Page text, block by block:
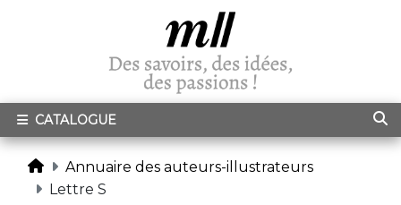
CATALOGUE
Annuaire des auteurs-illustrateurs
Lettre S